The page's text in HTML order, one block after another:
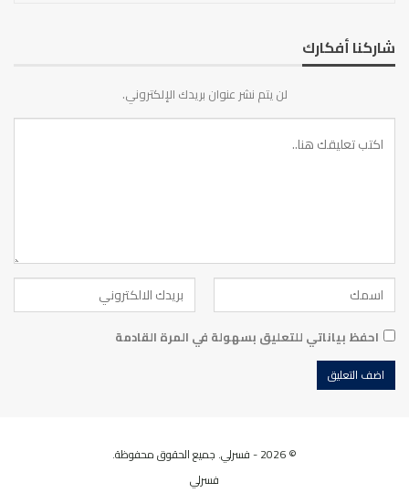
شاركنا أفكارك
لن يتم نشر عنوان بريدك الإلكتروني.
احفظ بياناتي للتعليق بسهولة في المرة القادمة
© 2026 - فسرلي. جميع الحقوق محفوظة.
فسرلي